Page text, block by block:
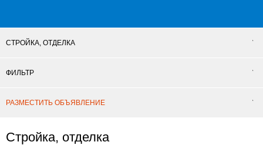
СТРОЙКА, ОТДЕЛКА
ФИЛЬТР
РАЗМЕСТИТЬ ОБЪЯВЛЕНИЕ
Стройка, отделка